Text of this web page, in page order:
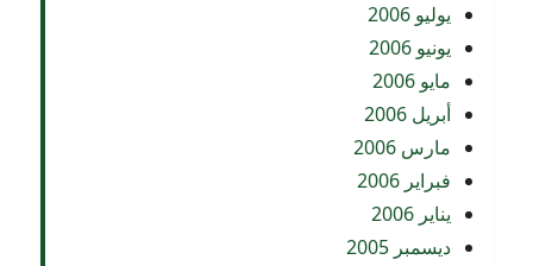
يوليو 2006
يونيو 2006
مايو 2006
أبريل 2006
مارس 2006
فبراير 2006
يناير 2006
ديسمبر 2005